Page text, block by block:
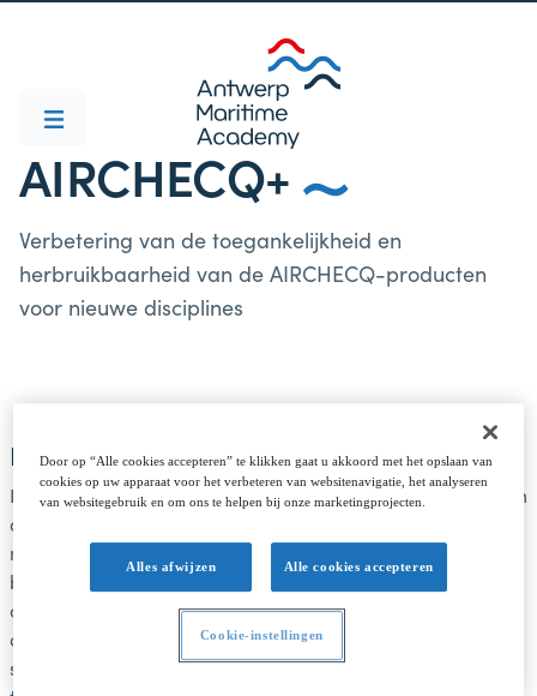
AIRCHECQ+
Verbetering van de toegankelijkheid en
herbruikbaarheid van de AIRCHECQ-producten
voor nieuwe disciplines
Doel van het AIRCHECQ+ project
De valorisatiedoelstelling van het AIRCHECQ+ project is om
de ontwikkelde AIRCHECQ resultaten toegankelijk te
maken buiten het domein waarvoor ze oorspronkelijk
bedoeld waren. Tijdens dit project richten we ons expliciet
op sectoren waar de luchtkwaliteit een impact heeft op de
directe omgeving (comfort en menselijke gezondheid in
schepen, corrosiepreventie van windmolens, de
Door op “Alle cookies accepteren” te klikken gaat u akkoord met het opslaan van
cookies op uw apparaat voor het verbeteren van websitenavigatie, het analyseren
van websitegebruik en om ons te helpen bij onze marketingprojecten.
Alles afwijzen Alle cookies accepteren
Cookie-instellingen